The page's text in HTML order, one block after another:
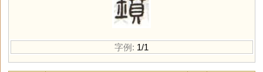
字例: 1/1